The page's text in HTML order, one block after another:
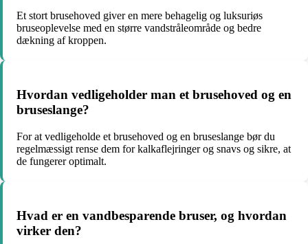
Et stort brusehoved giver en mere behagelig og luksuriøs
bruseoplevelse med en større vandstråleområde og bedre
dækning af kroppen.
Hvordan vedligeholder man et brusehoved og en
bruseslange?
For at vedligeholde et brusehoved og en bruseslange bør du
regelmæssigt rense dem for kalkaflejringer og snavs og sikre, at
de fungerer optimalt.
Hvad er en vandbesparende bruser, og hvordan
virker den?